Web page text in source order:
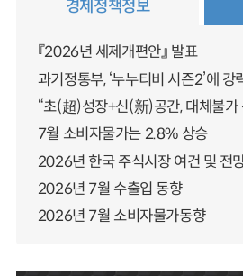
경제정책정보
『2026년 세제개편안』 발표
과기정통부, ‘누누티비 시즌2’에 강
“초(超)성장+신(新)공간, 대체불가
7월 소비자물가는 2.8% 상승
2026년 한국 주식시장 여건 및 전
2026년 7월 수출입 동향
2026년 7월 소비자물가동향